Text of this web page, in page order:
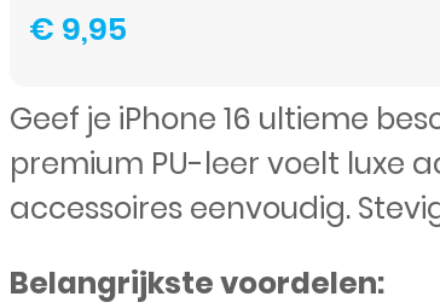
€ 9,95
Geef je iPhone 16 ultieme
premium PU-leer voelt luxe
accessoires eenvoudig.
Belangrijkste voordelen: